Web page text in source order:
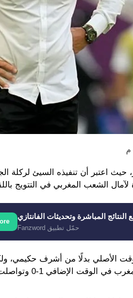
اعتبر أن تنفيذه السيئ لركلة
النتائج المباشرة وتحديثات الفانتازي
حمّل تطبيق Fanzword
الأصلي بدلًا من أشرف حكيمي، ولكنه
ليتصدى لها إدوارد ميندي،